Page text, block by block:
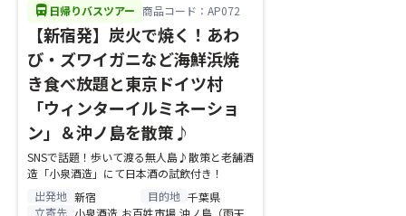
directions_bus 日帰りバスツアー 商品コード：AP072
【新宿発】炭火で焼く！あわ
び・ズワイガニなど海鮮浜焼
き食べ放題と東京ドイツ村
「ウィンターイルミネーショ
ン」＆沖ノ島を散策♪
SNSで話題！歩いて渡る無人島♪散策と老舗酒
造「小泉酒造」にて日本酒の試飲付き！
出発地 新宿 目的地 千葉県
立寄先 小泉酒造,お百姓市場,沖ノ島（雨天